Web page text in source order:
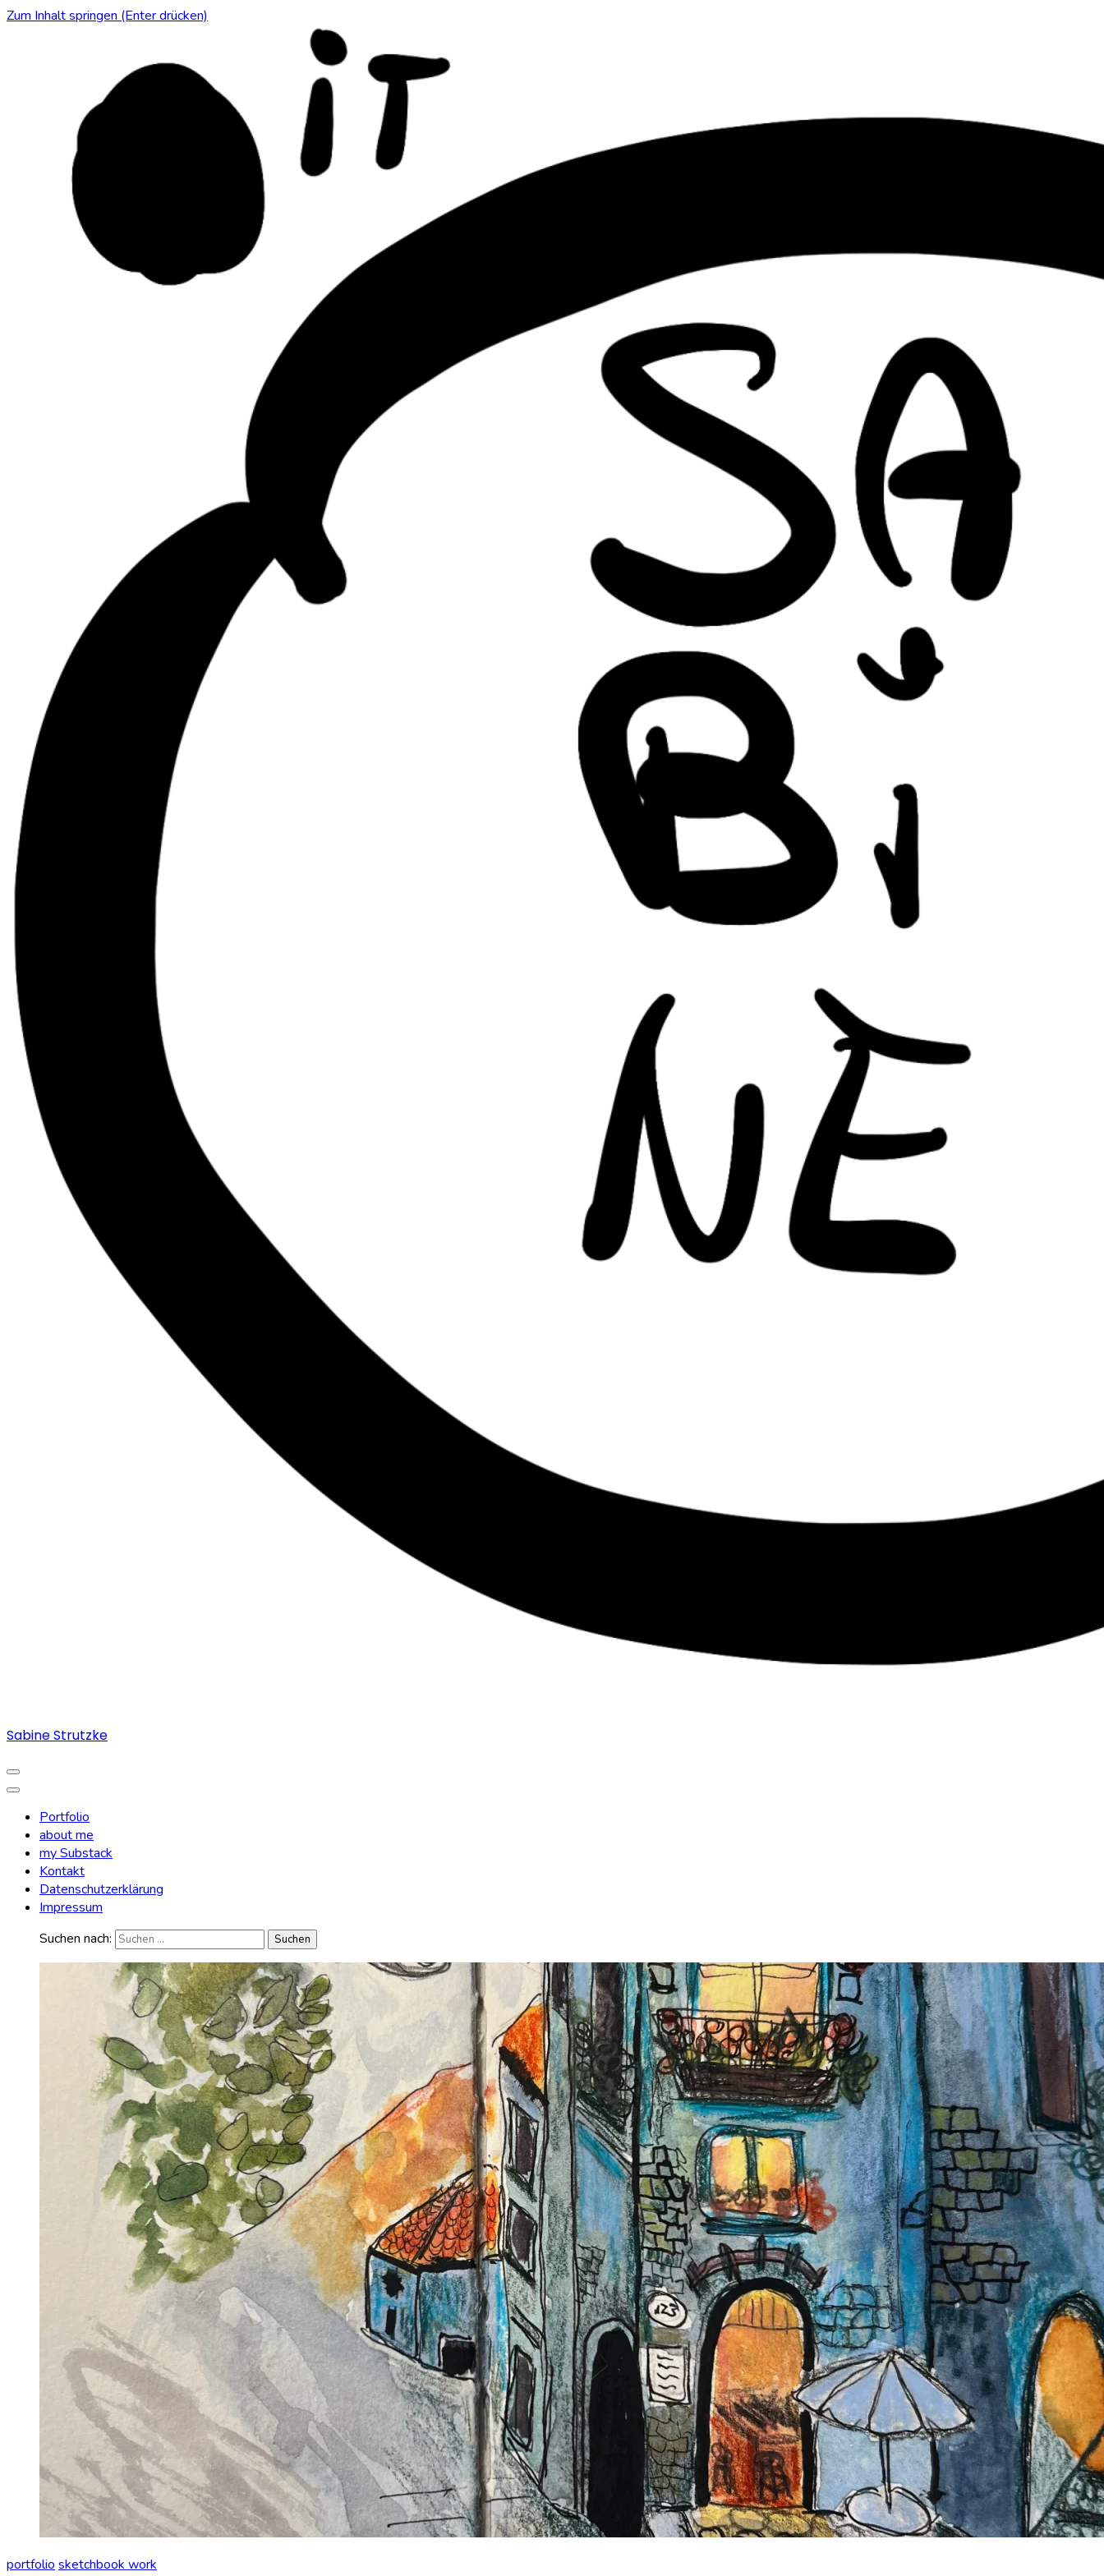
Zum Inhalt springen (Enter drücken)
Sabine Strutzke
Portfolio
about me
my Substack
Kontakt
Datenschutzerklärung
Impressum
Suchen nach:
portfolio sketchbook work